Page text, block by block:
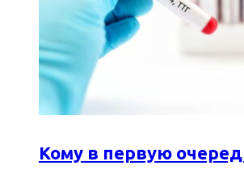
Кому в первую